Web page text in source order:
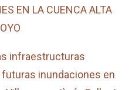
EN LA CUENCA ALTA
infraestructuras
inundaciones en